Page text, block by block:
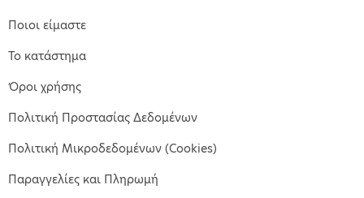
Ποιοι είμαστε
Το κατάστημα
Όροι χρήσης
Πολιτική Προστασίας Δεδομένων
Πολιτική Μικροδεδομένων (Cookies)
Παραγγελίες και Πληρωμή